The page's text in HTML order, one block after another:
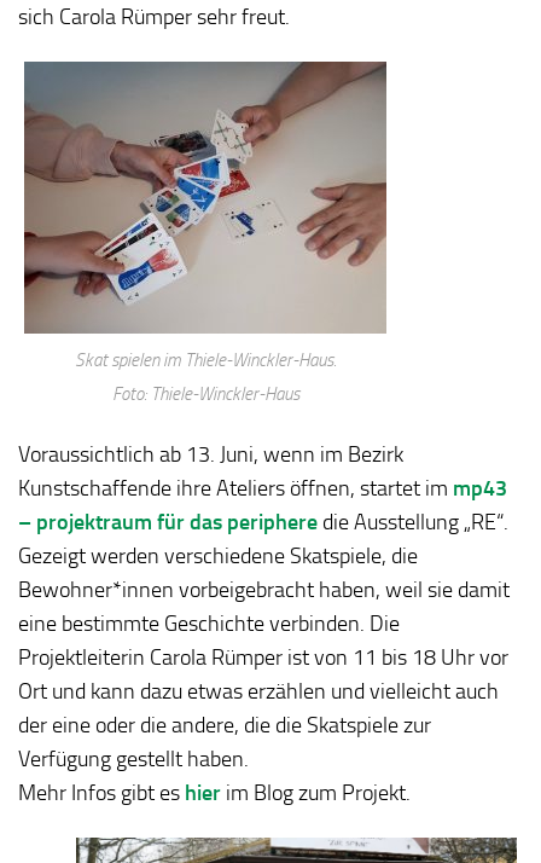
sich Carola Rümper sehr freut.
Skat spielen im Thiele-Winckler-Haus.
Foto: Thiele-Winckler-Haus
Voraussichtlich ab 13. Juni, wenn im Bezirk
Kunstschaffende ihre Ateliers öffnen, startet im mp43
– projektraum für das periphere die Ausstellung „RE“.
Gezeigt werden verschiedene Skatspiele, die
Bewohner*innen vorbeigebracht haben, weil sie damit
eine bestimmte Geschichte verbinden. Die
Projektleiterin Carola Rümper ist von 11 bis 18 Uhr vor
Ort und kann dazu etwas erzählen und vielleicht auch
der eine oder die andere, die die Skatspiele zur
Verfügung gestellt haben.
Mehr Infos gibt es hier im Blog zum Projekt.